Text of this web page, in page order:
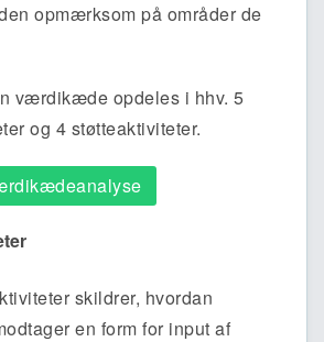
opmærksom på områder de
værdikæde opdeles i hhv. 5
og 4 støtteaktiviteter.
skildrer, hvordan
en form for input af